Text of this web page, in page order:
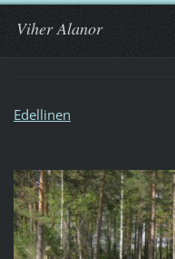
Viher Alanor
Edellinen